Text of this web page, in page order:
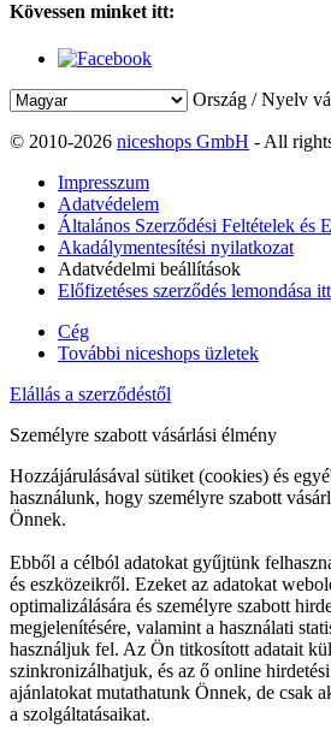
Kövessen minket itt:
Ország / Nyelv
© 2010-2026 niceshops GmbH - All
Impresszum
Adatvédelem
Általános Szerződési Feltételek és
Akadálymentesítési nyilatkozat
Adatvédelmi beállítások
Előfizetéses szerződés lemondása itt
Cég
További niceshops üzletek
Elállás a szerződéstől
Személyre szabott vásárlási élmény
Hozzájárulásával sütiket (cookies) és
használunk, hogy személyre szabott
Önnek.
Ebből a célból adatokat gyűjtünk
és eszközeikről. Ezeket az adatokat
optimalizálására és személyre szabott
megjelenítésére, valamint a használati
használjuk fel. Az Ön titkosított adatait
szinkronizálhatjuk, és az ő online
ajánlatokat mutathatunk Önnek, de csak
a szolgáltatásaikat.